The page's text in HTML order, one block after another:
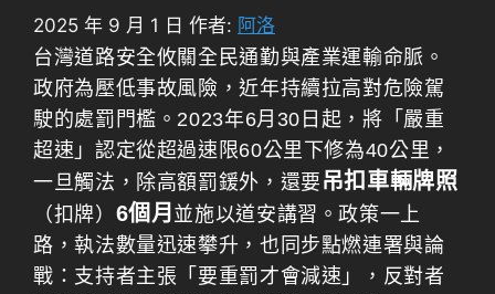
2025 年 9 月 1 日 作者: 阿洛
台灣道路安全攸關全民通勤與產業運輸命脈。
政府為壓低事故風險，近年持續拉高對危險駕
駛的處罰門檻。2023年6月30日起，將「嚴重
超速」認定從超過速限60公里下修為40公里，
一旦觸法，除高額罰鍰外，還要 吊扣車輛牌照
（扣牌） 6個月 並施以道安講習。政策一上
路，執法數量迅速攀升，也同步點燃連署與論
戰：支持者主張「要重罰才會減速」，反對者